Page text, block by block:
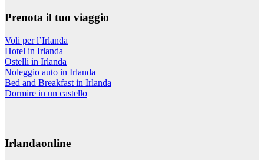
Prenota il tuo viaggio
Voli per l’Irlanda
Hotel in Irlanda
Ostelli in Irlanda
Noleggio auto in Irlanda
Bed and Breakfast in Irlanda
Dormire in un castello
Irlandaonline